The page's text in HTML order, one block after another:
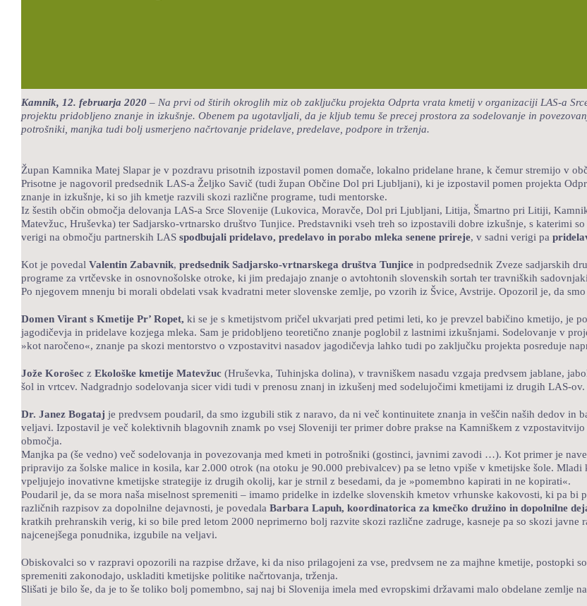
Kamnik, 12. februarja 2020 – Na prvi od štirih okroglih miz ob zaključku projekta Odprta vrata kmetij v organizaciji LAS-a
projektu pridobljeno znanje in izkušnje. Obenem pa ugotavljali, da je kljub temu še precej prostora za sodelovanje in
potrošniki, manjka tudi bolj usmerjeno načrtovanje pridelave, predelave, podpore in trženja.
Župan Kamnika Matej Slapar je v pozdravu prisotnih izpostavil pomen domače, lokalno pridelane hrane, k čemur stremijo v
Prisotne je nagovoril predsednik LAS-a Željko Savič (tudi župan Občine Dol pri Ljubljani), ki je izpostavil pomen projekta
znanje in izkušnje, ki so jih kmetje razvili skozi različne programe, tudi mentorske.
Iz šestih občin območja delovanja LAS-a Srce Slovenije (Lukovica, Moravče, Dol pri Ljubljani, Litija, Šmartno pri Litiji,
Matevžuc, Hruševka) ter Sadjarsko-vrtnarsko društvo Tunjice. Predstavniki vseh treh so izpostavili dobre izkušnje, s katerimi
verigi na območju partnerskih LAS spodbujali pridelavo, predelavo in porabo mleka senene prireje, v sadni verigi pa
Kot je povedal Valentin Zabavnik, predsednik Sadjarsko-vrtnarskega društva Tunjice in podpredsednik Zveze sadjarskih
programe za vrtčevske in osnovnošolske otroke, ki jim predajajo znanje o avtohtonih slovenskih sortah ter travniških
Po njegovem mnenju bi morali obdelati vsak kvadratni meter slovenske zemlje, po vzorih iz Švice, Avstrije. Opozoril je, da
Domen Virant s Kmetije Pr’ Ropet, ki se je s kmetijstvom pričel ukvarjati pred petimi leti, ko je prevzel babičino kmetijo, je
jagodičevja in pridelave kozjega mleka. Sam je pridobljeno teoretično znanje poglobil z lastnimi izkušnjami. Sodelovanje v
»kot naročeno«, znanje pa skozi mentorstvo o vzpostavitvi nasadov jagodičevja lahko tudi po zaključku projekta posreduje
Jože Korošec z Ekološke kmetije Matevžuc (Hruševka, Tuhinjska dolina), v travniškem nasadu vzgaja predvsem jablane,
šol in vrtcev. Nadgradnjo sodelovanja sicer vidi tudi v prenosu znanj in izkušenj med sodelujočimi kmetijami iz drugih LAS-ov.
Dr. Janez Bogataj je predvsem poudaril, da smo izgubili stik z naravo, da ni več kontinuitete znanja in veščin naših dedov in
veljavi. Izpostavil je več kolektivnih blagovnih znamk po vsej Sloveniji ter primer dobre prakse na Kamniškem z
območja.
Manjka pa (še vedno) več sodelovanja in povezovanja med kmeti in potrošniki (gostinci, javnimi zavodi …). Kot primer je
pripravijo za šolske malice in kosila, kar 2.000 otrok (na otoku je 90.000 prebivalcev) pa se letno vpiše v kmetijske šole.
vpeljujejo inovativne kmetijske strategije iz drugih okolij, kar je strnil z besedami, da je »pomembno kapirati in ne kopirati«.
Poudaril je, da se mora naša miselnost spremeniti – imamo pridelke in izdelke slovenskih kmetov vrhunske kakovosti, ki pa bi
različnih razpisov za dopolnilne dejavnosti, je povedala Barbara Lapuh, koordinatorica za kmečko družino in dopolnilne
kratkih prehranskih verig, ki so bile pred letom 2000 neprimerno bolj razvite skozi različne zadruge, kasneje pa so skozi
najcenejšega ponudnika, izgubile na veljavi.
Obiskovalci so v razpravi opozorili na razpise države, ki da niso prilagojeni za vse, predvsem ne za majhne kmetije, postopki
spremeniti zakonodajo, uskladiti kmetijske politike načrtovanja, trženja.
Slišati je bilo še, da je to še toliko bolj pomembno, saj naj bi Slovenija imela med evropskimi državami malo obdelane zemlje